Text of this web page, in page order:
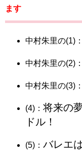
ます
中村朱里の(1)：
中村朱里の(2)：
中村朱里の(3)：
(4)： 将来の
ドル！
(5)： バレエ